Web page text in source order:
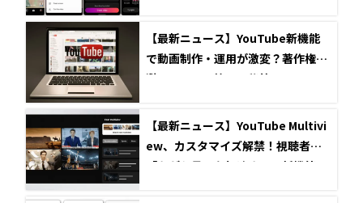
【最新ニュース】YouTube新機能
で動画制作・運用が激変？著作権回
避とコメント管理の秘策
【最新ニュース】YouTube Multivi
ew、カスタマイズ解禁！視聴者の
「ながら見」を加速させる新機能の